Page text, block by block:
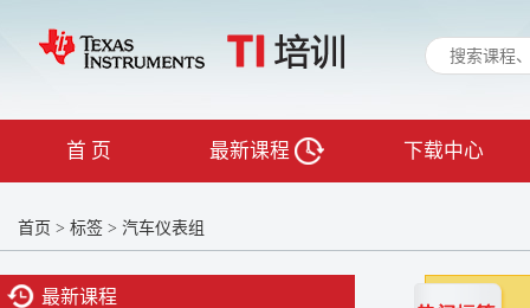
首 页 最新课程 下载中心
首页 > 标签 > 汽车仪表组
最新课程